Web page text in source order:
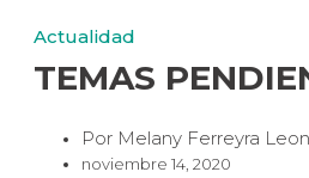
Actualidad
TEMAS
Por Melany Ferreyra Leon
noviembre 14, 2020